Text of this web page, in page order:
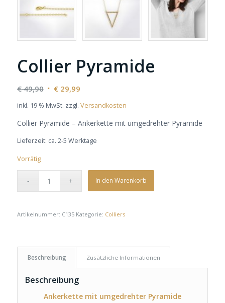
Collier Pyramide
€49,90 Ursprünglicher
€ 49,90
€29,99Aktueller
€ 29,99.
inkl. 19 % MwSt. zzgl. Versandkosten
Collier Pyramide – Ankerkette mit umgedrehter Pyramide
Lieferzeit: ca. 2-5 Werktage
Vorrätig
In den Warenkorb
Artikelnummer: C135 Kategorie: Colliers
Beschreibung Zusätzliche Informationen
Beschreibung
Ankerkette mit umgedrehter Pyramide